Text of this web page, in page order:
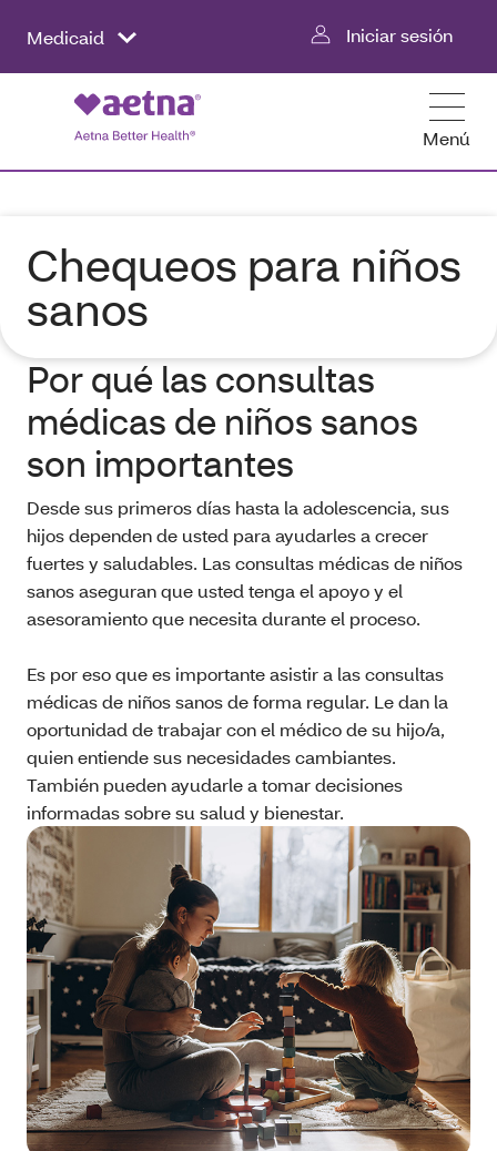
Medicaid Iniciar sesión
Menú
Chequeos para niños
sanos
Por qué las consultas
médicas de niños sanos
son importantes
Desde sus primeros días hasta la adolescencia, sus
hijos dependen de usted para ayudarles a crecer
fuertes y saludables. Las consultas médicas de niños
sanos aseguran que usted tenga el apoyo y el
asesoramiento que necesita durante el proceso.
Es por eso que es importante asistir a las consultas
médicas de niños sanos de forma regular. Le dan la
oportunidad de trabajar con el médico de su hijo/a,
quien entiende sus necesidades cambiantes.
También pueden ayudarle a tomar decisiones
informadas sobre su salud y bienestar.